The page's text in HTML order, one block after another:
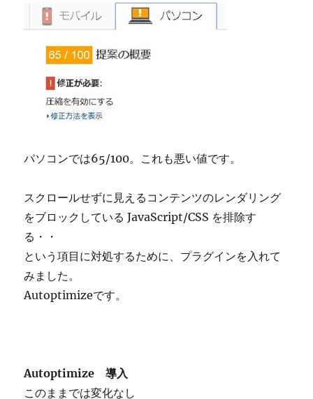
パソコンでは65/100。これも悪い値です。
スクロールせずに見えるコンテンツのレンダリング
をブロックしている JavaScript/CSS を排除す
る・・
という項目に対処するために、プラグインを入れて
みました。
Autoptimizeです。
Autoptimize 導入
このままでは変化なし